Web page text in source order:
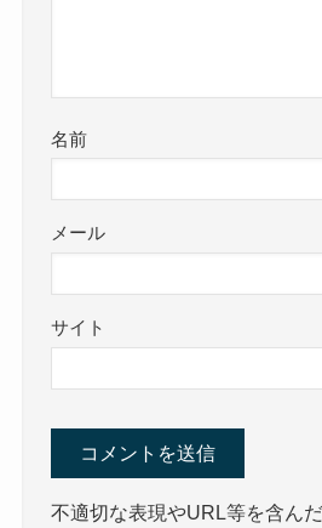
名前
メール
サイト
不適切な表現やURL等を含ん